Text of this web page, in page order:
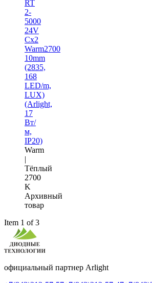
RT
2-
5000
24V
Cx2
Warm2700
10mm
(2835,
168
LED/m,
LUX)
(Arlight,
17
Вт/
м,
IP20)
Warm
|
Тёплый
2700
K
Архивный
товар
Item 1 of 3
официальный партнер Arlight